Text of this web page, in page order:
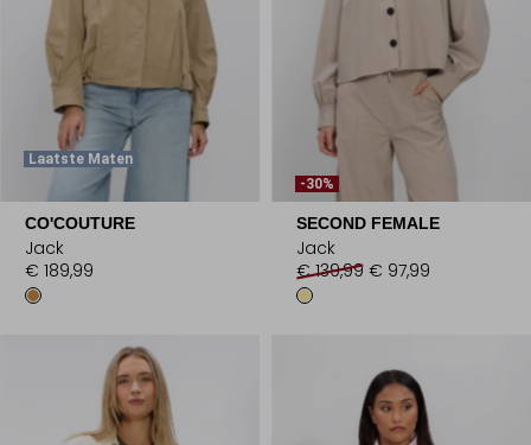
Laatste Maten
CO'COUTURE
Jack
€ 189,99
-30%
SECOND FEMALE
Jack
€ 139,99 € 97,99